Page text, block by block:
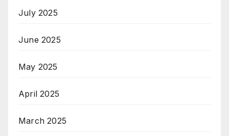
July 2025
June 2025
May 2025
April 2025
March 2025